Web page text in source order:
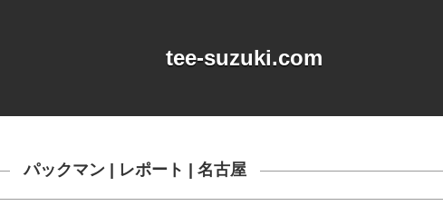
tee-suzuki.com
パックマン レポート 名古屋